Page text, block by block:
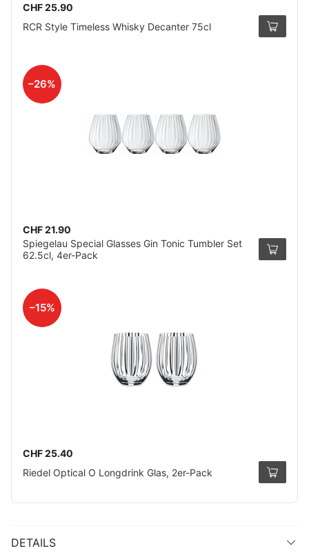
CHF 25.90
RCR Style Timeless Whisky Decanter 75cl
–26%
CHF 21.90
Spiegelau Special Glasses Gin Tonic Tumbler Set
62.5cl, 4er-Pack
–15%
CHF 25.40
Riedel Optical O Longdrink Glas, 2er-Pack
DETAILS